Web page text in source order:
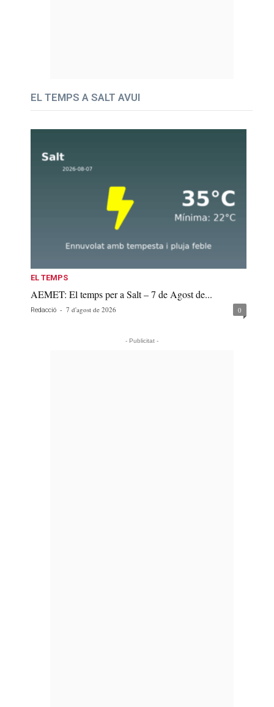
EL TEMPS A SALT AVUI
EL TEMPS
AEMET: El temps per a Salt – 7 de Agost de...
Redacció - 7 d'agost de 2026 0
- Publicitat -